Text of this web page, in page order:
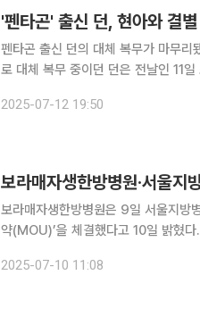
'펜타곤' 출신 던, 현아와 결
펜타곤 출신 던의 대체 복무가 마무리됐다. 12일 던의 소속사 앳에어리어에 따르면 사
로 대체 복무 중이던 던은 전날인 11일 소집해
2025-07-12 19:50
보라매자생한방병원·서울지
보라매자생한방병원은 9일 서울지방
약(MOU)’을 체결했다고 10일 밝혔
까지 직계비속 남성)가 모두 징집 또
2025-07-10 11:08